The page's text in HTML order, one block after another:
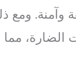
وآمنة.
مما